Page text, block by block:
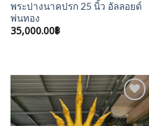
พระปางนาคปรก 25 นิ้ว อัลลอยด์
พ่นทอง
35,000.00฿
Add to
Wishlist